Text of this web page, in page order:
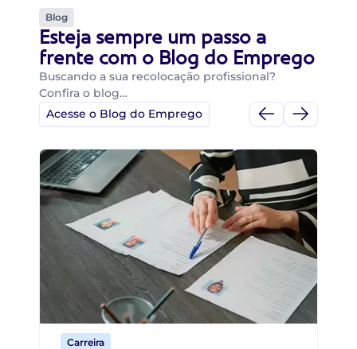
Blog
Esteja sempre um passo a
frente com o Blog do Emprego
Buscando a sua recolocação profissional?
Confira o blog…
Acesse o Blog do Emprego
Carreira